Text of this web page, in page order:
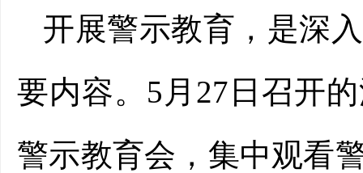
开展警示教育，是深
要内容。5月27日召开
警示教育会，集中观看